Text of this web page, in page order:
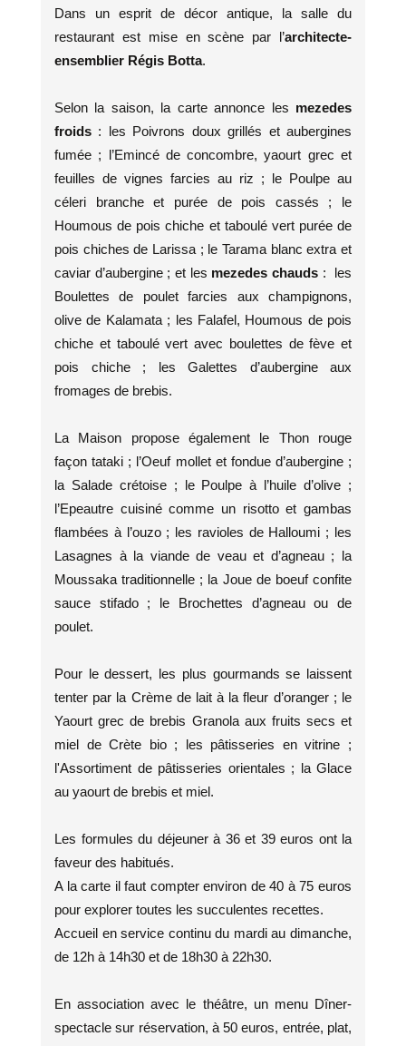
Dans un esprit de décor antique, la salle du
restaurant est mise en scène par l’architecte-
ensemblier Régis Botta.
Selon la saison, la carte annonce les mezedes
froids : les Poivrons doux grillés et aubergines
fumée ; l’Emincé de concombre, yaourt grec et
feuilles de vignes farcies au riz ; le Poulpe au
céleri branche et purée de pois cassés ; le
Houmous de pois chiche et taboulé vert purée de
pois chiches de Larissa ; le Tarama blanc extra et
caviar d’aubergine ; et les mezedes chauds : les
Boulettes de poulet farcies aux champignons,
olive de Kalamata ; les Falafel, Houmous de pois
chiche et taboulé vert avec boulettes de fève et
pois chiche ; les Galettes d’aubergine aux
fromages de brebis.
La Maison propose également le Thon rouge
façon tataki ; l’Oeuf mollet et fondue d’aubergine ;
la Salade crétoise ; le Poulpe à l’huile d’olive ;
l’Epeautre cuisiné comme un risotto et gambas
flambées à l’ouzo ; les ravioles de Halloumi ; les
Lasagnes à la viande de veau et d’agneau ; la
Moussaka traditionnelle ; la Joue de boeuf confite
sauce stifado ; le Brochettes d’agneau ou de
poulet.
Pour le dessert, les plus gourmands se laissent
tenter par la Crème de lait à la fleur d’oranger ; le
Yaourt grec de brebis Granola aux fruits secs et
miel de Crète bio ; les pâtisseries en vitrine ;
l'Assortiment de pâtisseries orientales ; la Glace
au yaourt de brebis et miel.
Les formules du déjeuner à 36 et 39 euros ont la
faveur des habitués.
A la carte il faut compter environ de 40 à 75 euros
pour explorer toutes les succulentes recettes.
Accueil en service continu du mardi au dimanche,
de 12h à 14h30 et de 18h30 à 22h30.
En association avec le théâtre, un menu Dîner-
spectacle sur réservation, à 50 euros, entrée, plat,